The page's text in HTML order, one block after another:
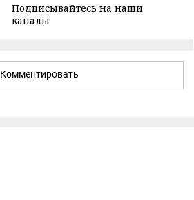
Подписывайтесь на наши
каналы
Комментировать